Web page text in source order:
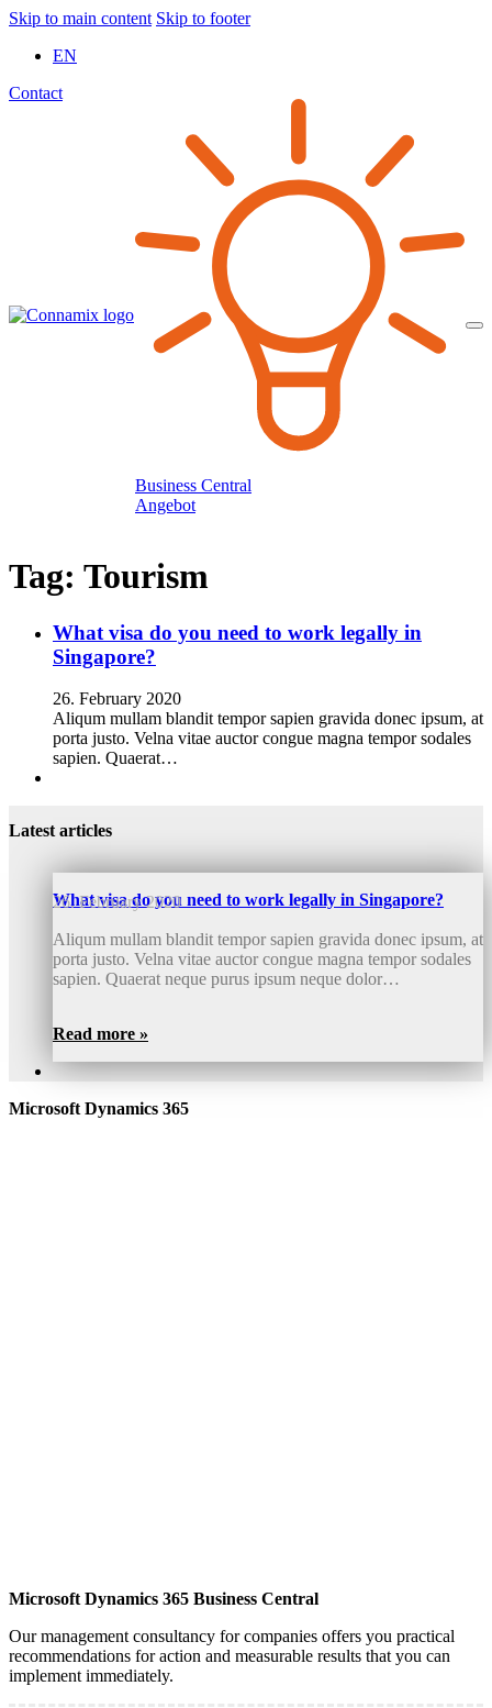
Skip to main content Skip to footer
EN
Contact
Business Central
Angebot
Tag: Tourism
What visa do you need to work legally in
Singapore?
26. February 2020
Aliqum mullam blandit tempor sapien gravida donec ipsum, at
porta justo. Velna vitae auctor congue magna tempor sodales
sapien. Quaerat…
Latest articles
What visa do you need to work legally in Singapore?
26. February 2020
Aliqum mullam blandit tempor sapien gravida donec ipsum, at
porta justo. Velna vitae auctor congue magna tempor sodales
sapien. Quaerat neque purus ipsum neque dolor…
Read more »
Microsoft Dynamics 365
Microsoft Dynamics 365 Business Central
Our management consultancy for companies offers you practical
recommendations for action and measurable results that you can
implement immediately.